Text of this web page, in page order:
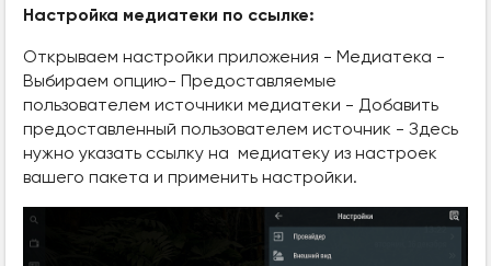
Настройка медиатеки по ссылке:
Открываем настройки приложения - Медиатека -
Выбираем опцию- Предоставляемые
пользователем источники медиатеки - Добавить
предоставленный пользователем источник - Здесь
нужно указать ссылку на медиатеку из настроек
вашего пакета и применить настройки.